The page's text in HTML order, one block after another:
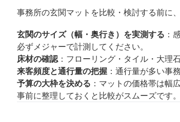
事務所の玄関マットを比較・検討する前に
玄関のサイズ（幅・奥行き）を実測する ：
必ずメジャーで計測してください。
床材の確認：フローリング・タイル・大理
来客頻度と通行量の把握 ：通行量が多い事
予算の大枠を決める ：マットの価格帯は幅
事前に整理しておくと比較がスムーズです。